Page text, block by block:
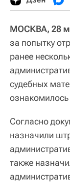
МОСКВА, 28
за попытку
ранее
судебных
Согласно
назначили
также